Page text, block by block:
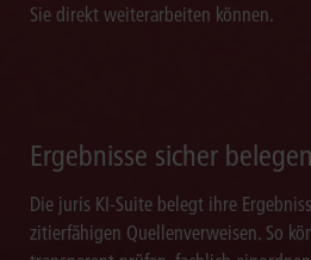
Sie direkt weiterarbeiten können.
Ergebnisse sicher belegen
Die juris KI-Suite belegt ihre
zitierfähigen Quellenverweisen. So